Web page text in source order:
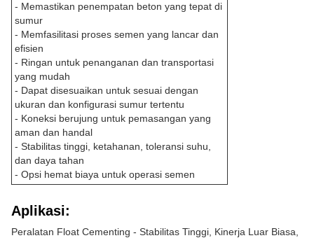
- Memastikan penempatan beton yang tepat di
sumur
- Memfasilitasi proses semen yang lancar dan
efisien
- Ringan untuk penanganan dan transportasi
yang mudah
- Dapat disesuaikan untuk sesuai dengan
ukuran dan konfigurasi sumur tertentu
- Koneksi berujung untuk pemasangan yang
aman dan handal
- Stabilitas tinggi, ketahanan, toleransi suhu,
dan daya tahan
- Opsi hemat biaya untuk operasi semen
Aplikasi:
Peralatan Float Cementing - Stabilitas Tinggi, Kinerja Luar Biasa,